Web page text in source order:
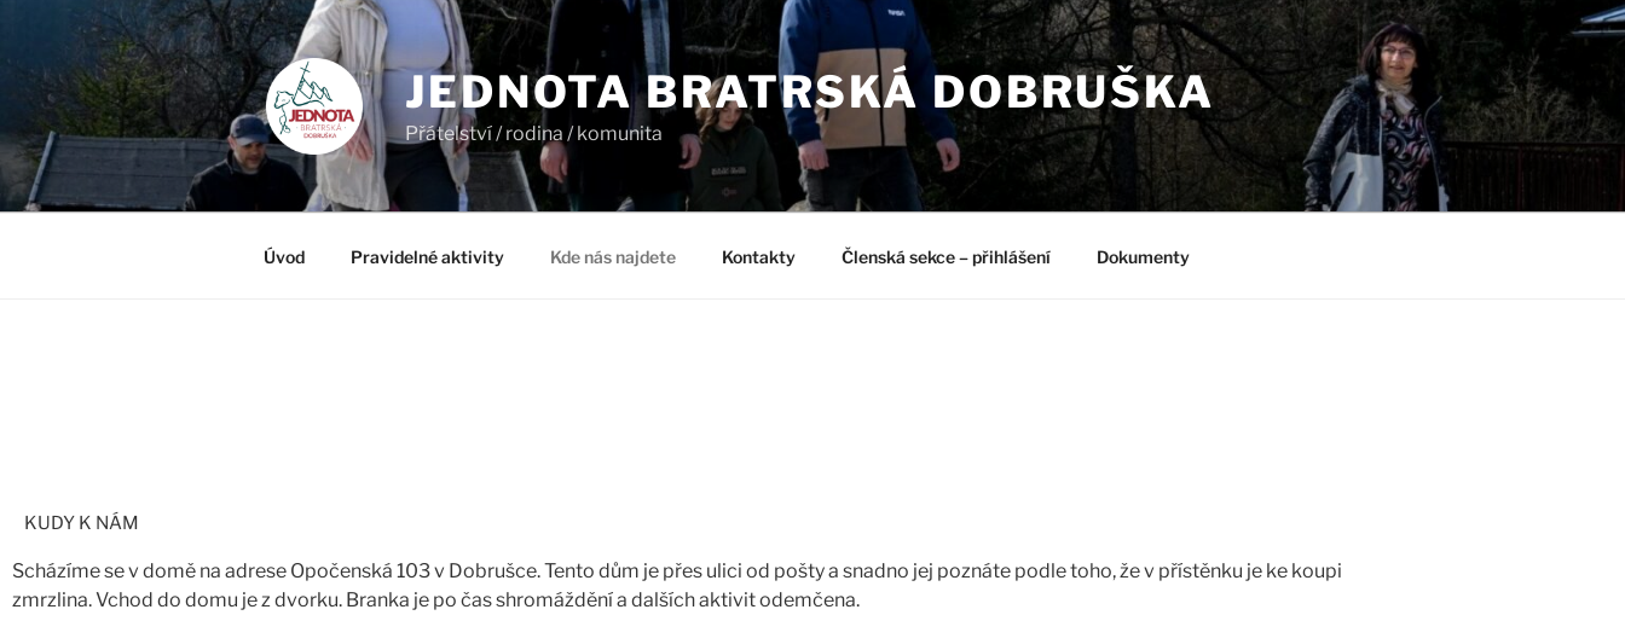
JEDNOTA BRATRSKÁ DOBRUŠKA
Přátelství / rodina / komunita
Úvod Pravidelné aktivity Kde nás najdete Kontakty Členská sekce – přihlášení Dokumenty
KUDY K NÁM
Scházíme se v domě na adrese Opočenská 103 v Dobrušce. Tento dům je přes ulici od pošty a snadno jej poznáte podle toho, že v přístěnku je ke koupi
zmrzlina. Vchod do domu je z dvorku. Branka je po čas shromáždění a dalších aktivit odemčena.